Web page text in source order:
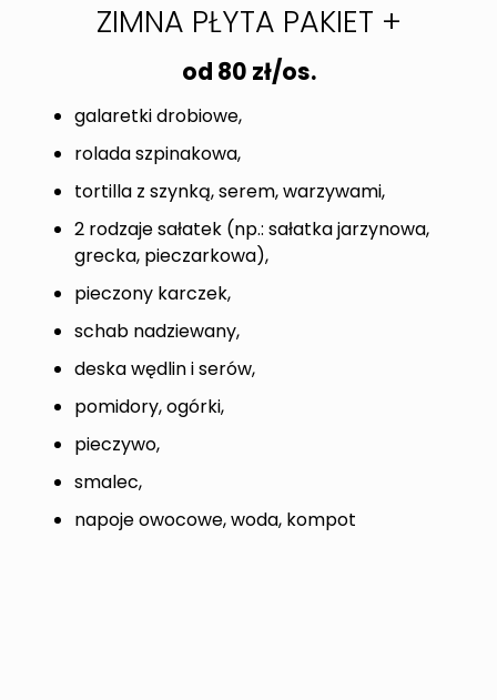
ZIMNA PŁYTA PAKIET +
od 80 zł/os.
galaretki drobiowe,
rolada szpinakowa,
tortilla z szynką, serem, warzywami,
2 rodzaje sałatek (np.: sałatka jarzynowa,
grecka, pieczarkowa),
pieczony karczek,
schab nadziewany,
deska wędlin i serów,
pomidory, ogórki,
pieczywo,
smalec,
napoje owocowe, woda, kompot